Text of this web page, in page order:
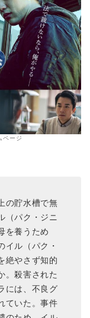
ページ
の貯水槽で無
（パク・ジニ
を養うため
イル（パク・
絶やさず知的
。殺害された
には、不良グ
ていた。事件